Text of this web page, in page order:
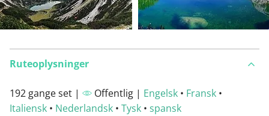
Ruteoplysninger
192 gange set | Offentlig | Engelsk • Fransk •
Italiensk • Nederlandsk • Tysk • spansk